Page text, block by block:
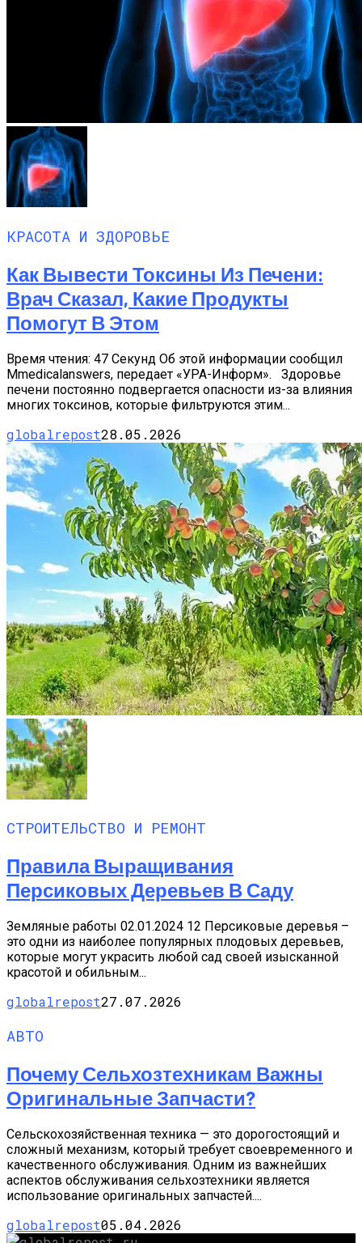
КРАСОТА И ЗДОРОВЬЕ
Как Вывести Токсины Из Печени:
Врач Сказал, Какие Продукты
Помогут В Этом
Время чтения: 47 Секунд Об этой информации сообщил
Мmedicalanswers, передает «УРА-Информ». Здоровье
печени постоянно подвергается опасности из-за влияния
многих токсинов, которые фильтруются этим...
globalrepost28.05.2026
СТРОИТЕЛЬСТВО И РЕМОНТ
Правила Выращивания
Персиковых Деревьев В Саду
Земляные работы 02.01.2024 12 Персиковые деревья –
это одни из наиболее популярных плодовых деревьев,
которые могут украсить любой сад своей изысканной
красотой и обильным...
globalrepost27.07.2026
АВТО
Почему Сельхозтехникам Важны
Оригинальные Запчасти?
Сельскохозяйственная техника — это дорогостоящий и
сложный механизм, который требует своевременного и
качественного обслуживания. Одним из важнейших
аспектов обслуживания сельхозтехники является
использование оригинальных запчастей....
globalrepost05.04.2026